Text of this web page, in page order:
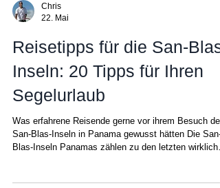
22. Mai
Reisetipps für die San-Blas-
Inseln: 20 Tipps für Ihren
Segelurlaub
Was erfahrene Reisende gerne vor ihrem Besuch der